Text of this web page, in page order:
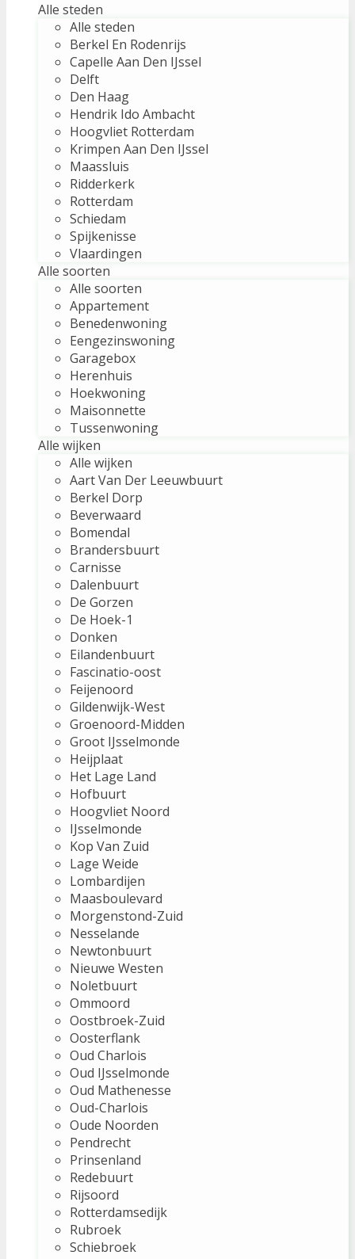
Alle steden
Alle steden
Berkel En Rodenrijs
Capelle Aan Den IJssel
Delft
Den Haag
Hendrik Ido Ambacht
Hoogvliet Rotterdam
Krimpen Aan Den IJssel
Maassluis
Ridderkerk
Rotterdam
Schiedam
Spijkenisse
Vlaardingen
Alle soorten
Alle soorten
Appartement
Benedenwoning
Eengezinswoning
Garagebox
Herenhuis
Hoekwoning
Maisonnette
Tussenwoning
Alle wijken
Alle wijken
Aart Van Der Leeuwbuurt
Berkel Dorp
Beverwaard
Bomendal
Brandersbuurt
Carnisse
Dalenbuurt
De Gorzen
De Hoek-1
Donken
Eilandenbuurt
Fascinatio-oost
Feijenoord
Gildenwijk-West
Groenoord-Midden
Groot IJsselmonde
Heijplaat
Het Lage Land
Hofbuurt
Hoogvliet Noord
IJsselmonde
Kop Van Zuid
Lage Weide
Lombardijen
Maasboulevard
Morgenstond-Zuid
Nesselande
Newtonbuurt
Nieuwe Westen
Noletbuurt
Ommoord
Oostbroek-Zuid
Oosterflank
Oud Charlois
Oud IJsselmonde
Oud Mathenesse
Oud-Charlois
Oude Noorden
Pendrecht
Prinsenland
Redebuurt
Rijsoord
Rotterdamsedijk
Rubroek
Schiebroek